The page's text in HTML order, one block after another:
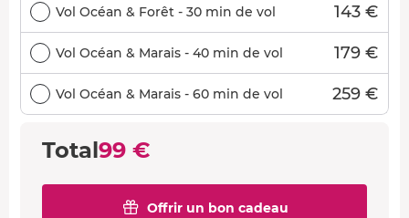
Vol Océan & Forêt - 30 min de vol 143 €
Vol Océan & Marais - 40 min de vol 179 €
Vol Océan & Marais - 60 min de vol 259 €
Total99 €
Offrir un bon cadeau